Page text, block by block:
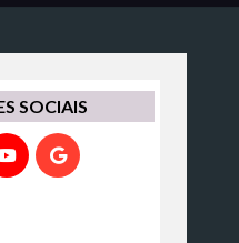
SOCIAIS